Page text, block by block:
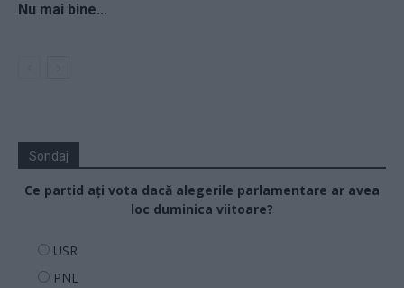
Nu mai bine...
Sondaj
Ce partid ați vota dacă alegerile parlamentare ar avea
loc duminica viitoare?
USR
PNL